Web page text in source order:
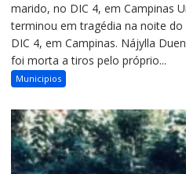
marido, no DIC 4, em Campinas
terminou em tragédia na noite
DIC 4, em Campinas. Nájylla
foi morta a tiros pelo próprio...
Municipios